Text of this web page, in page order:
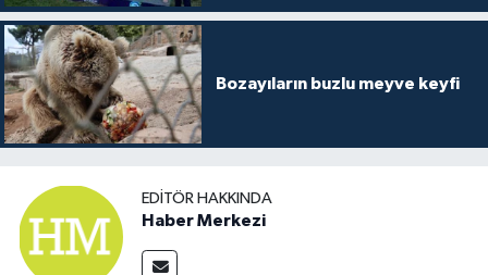
Bozayıların buzlu meyve keyfi
EDITÖR HAKKINDA
Haber Merkezi